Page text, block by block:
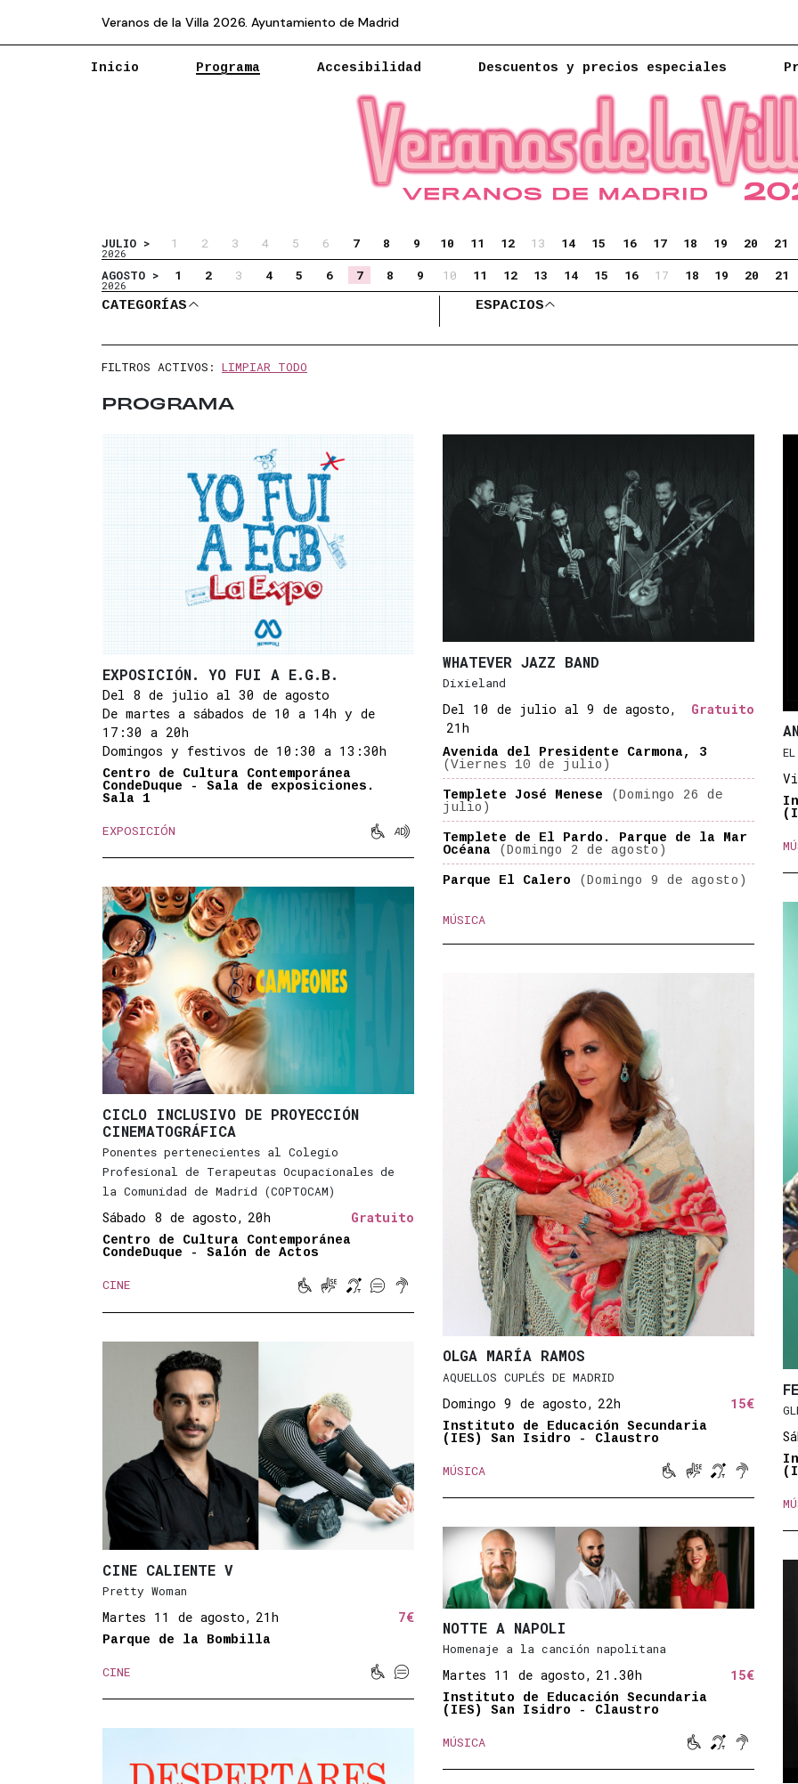
Veranos de la Villa 2026. Ayuntamiento de Madrid
Inicio Programa Accesibilidad Descuentos y precios especiales
JULIO >
2026
1 2 3 4 5 6 7 8 9 10 11 12 13 14 15 16 17 18 19 20 21
AGOSTO >
2026
1 2 3 4 5 6 7 8 9 10 11 12 13 14 15 16 17 18 19 20 21
Al seleccionar filtros se actualizará automáticamente el listado de eventos.
CATEGORÍAS
ABRIR CATEGORÍAS
ESPACIOS
ABRIR ESPACIOS
FILTROS ACTIVOS: LIMPIAR TODO
PROGRAMA
EXPOSICIÓN. YO FUI A E.G.B.
Del 8 de julio al 30 de agosto
De martes a sábados de 10 a 14h y de
17:30 a 20h
Domingos y festivos de 10:30 a 13:30h
Centro de Cultura Contemporánea
CondeDuque - Sala de exposiciones.
Sala 1
EXPOSICIÓN Movilidad reducida
Audiodescripción
WHATEVER JAZZ BAND
Dixieland
Del 10 de julio al 9 de agosto,
21h
Gratuito
Avenida del Presidente Carmona, 3
(Viernes 10 de julio)
Templete José Menese
(Domingo 26 de
julio)
Templete de El Pardo. Parque de la Mar
Océana
(Domingo 2 de agosto)
Parque El Calero (Domingo 9 de agosto)
MÚSICA
CICLO INCLUSIVO DE PROYECCIÓN
CINEMATOGRÁFICA
Ponentes pertenecientes al Colegio
Profesional de Terapeutas Ocupacionales de
la Comunidad de Madrid (COPTOCAM)
Sábado 8 de agosto, 20h Gratuito
Centro de Cultura Contemporánea
CondeDuque - Salón de Actos
CINE Movilidad reducida
Lengua de signos

Bucle magnético
Subtitulado
Sonido amplificado
OLGA MARÍA RAMOS
AQUELLOS CUPLÉS DE MADRID
Domingo 9 de agosto, 22h 15€
Instituto de Educación Secundaria
(IES) San Isidro - Claustro
MÚSICA Movilidad reducida
Lengua de

Bucle
Sonido
CINE CALIENTE V
Pretty Woman
Martes 11 de agosto, 21h 7€
Parque de la Bombilla
CINE Movilidad reducida
Subtitulado
NOTTE A NAPOLI
Homenaje a la canción napolitana
Martes 11 de agosto, 21.30h 15€
Instituto de Educación Secundaria
(IES) San Isidro - Claustro
MÚSICA Movilidad
Bucle
Sonido